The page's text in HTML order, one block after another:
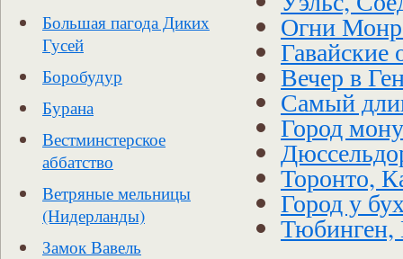
Большая пагода Диких
Гусей
Боробудур
Бурана
Вестминстерское
аббатство
Ветряные мельницы
(Нидерланды)
Замок Вавель
Огни
Гавайские
Вечер в
Самый
Город
Торонто,
Город у
Тюбинген,